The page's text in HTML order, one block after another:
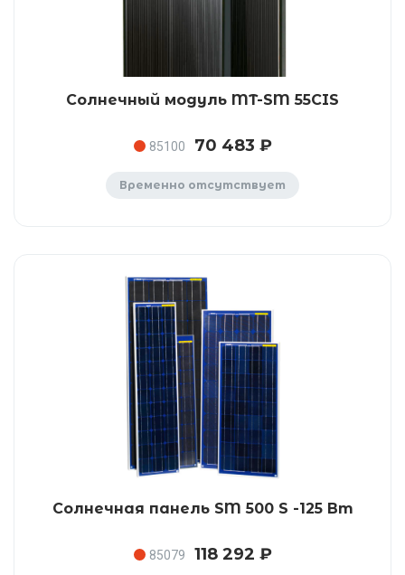
Солнечный модуль MT-SM 55CIS
85100 70 483 ₽
Временно отсутствует
Солнечная панель SM 500 S -125 Вт
85079 118 292 ₽